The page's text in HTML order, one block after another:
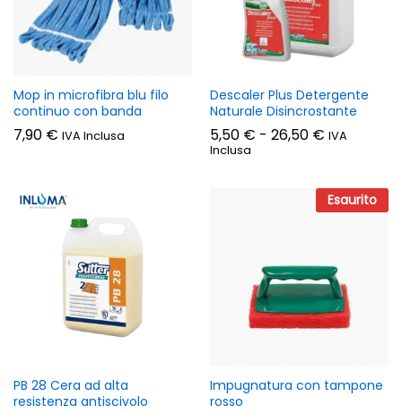
Mop in microfibra blu filo
continuo con banda
7,90 € IVA Inclusa
Descaler Plus Detergente
Naturale Disincrostante
5,50 € - 26,50 € Fascia
5,50 €
a
IVA
Inclusa
PB 28 Cera ad alta
resistenza antiscivolo
Esaurito
Impugnatura con tampone
rosso